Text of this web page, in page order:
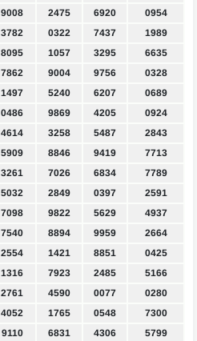
9008 2475 6920
0954
3782 0322 7437
1989
8095 1057 3295
6635
7862 9004 9756
0328
1497 5240 6207
0689
0486 9869 4205
0924
4614 3258 5487
2843
5909 8846 9419
7713
3261 7026 6834
7789
5032 2849 0397
2591
7098 9822 5629
4937
7540 8894 9959
2664
2554 1421 8851
0425
1316 7923 2485
5166
2761 4590 0077
0280
4052 1765 0548
7300
9110 6831 4306
5799